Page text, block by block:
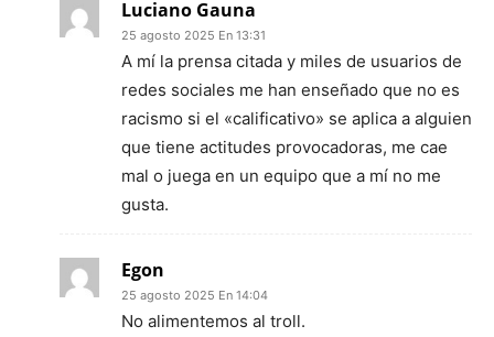
Luciano Gauna
25 agosto 2025 En 13:31
A mí la prensa citada y miles de usuarios de
redes sociales me han enseñado que no es
racismo si el «calificativo» se aplica a alguien
que tiene actitudes provocadoras, me cae
mal o juega en un equipo que a mí no me
gusta.
Egon
25 agosto 2025 En 14:04
No alimentemos al troll.